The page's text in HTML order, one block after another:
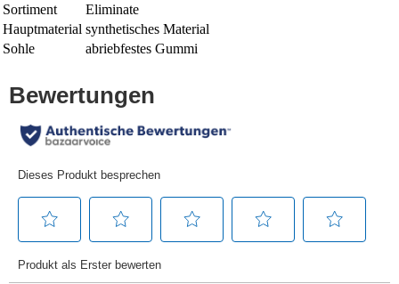
Sortiment
Eliminate
Hauptmaterial synthetisches Material
Sohle
abriebfestes Gummi